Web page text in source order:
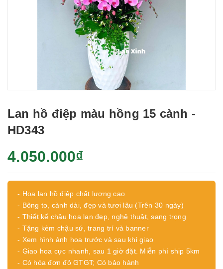
Lan hồ điệp màu hồng 15 cành -
HD343
4.050.000₫
- Hoa lan hồ điệp chất lượng cao
- Bông to, cành dài, đẹp và tươi lâu (Trên 30 ngày)
- Thiết kế chậu hoa lan đẹp, nghệ thuật, sang trọng
- Tặng kèm chậu sứ, trang trí và banner
- Xem hình ảnh hoa trước và sau khi giao
- Giao hoa cực nhanh, sau 1 giờ đặt. Miễn phí ship 5km
- Có hóa đơn đỏ GTGT; Có bảo hành